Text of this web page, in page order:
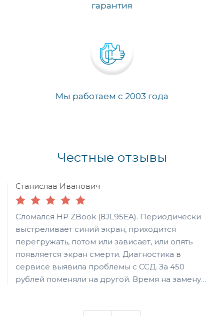
гарантия
Мы работаем с 2003 года
Честные отзывы
Станислав Иванович
Сломался HP ZBook (8JL95EA). Периодически
выстреливает синий экран, приходится
перегружать, потом или зависает, или опять
появляется экран смерти. Диагностика в
сервисе выявила проблемы с ССД. За 450
рублей поменяли на другой. Время на замену